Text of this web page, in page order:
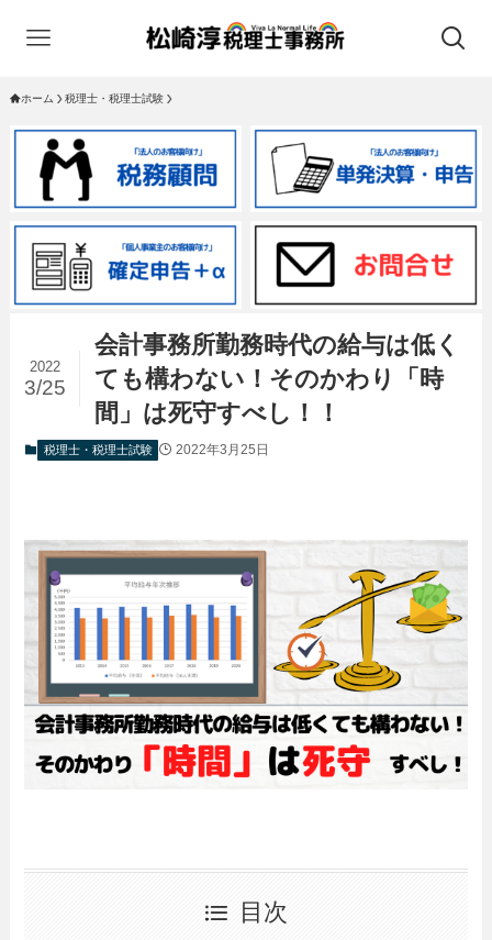
ホーム 税理士・税理士試験
会計事務所勤務時代の給与は低く
ても構わない！そのかわり「時
間」は死守すべし！！
2022
3/25
税理士・税理士試験 2022年3月25日
目次